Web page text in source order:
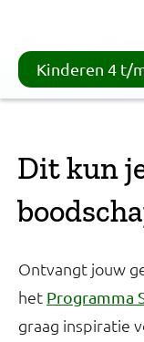
Kinderen 4 t/
Dit kun
Ontvangt jouw
het Programma
graag inspiratie